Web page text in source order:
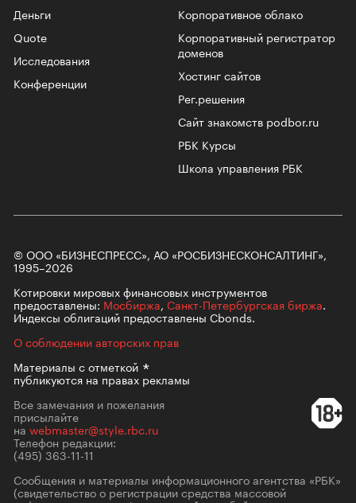
Корпоративное облако
Корпоративный регистратор
доменов
Хостинг сайтов
Рег.решения
Сайт знакомств podbor.ru
РБК Курсы
Школа управления РБК
Деньги
Quote
Исследования
Конференции
© ООО «БИЗНЕСПРЕСС», АО «РОСБИЗНЕСКОНСАЛТИНГ»,
1995–2026
Котировки мировых финансовых инструментов
предоставлены: Мосбиржа, Санкт-Петербургская биржа.
Индексы облигаций предоставлены Cbonds.
О соблюдении авторских прав
Материалы сотметкой
публикуются на правах рекламы
Все замечания и пожелания
присылайте
на webmaster@style.rbc.ru
Телефон редакции:
(495) 363-11-11
Сообщения и материалы информационного агентства «РБК»
(свидетельство о регистрации средства массовой